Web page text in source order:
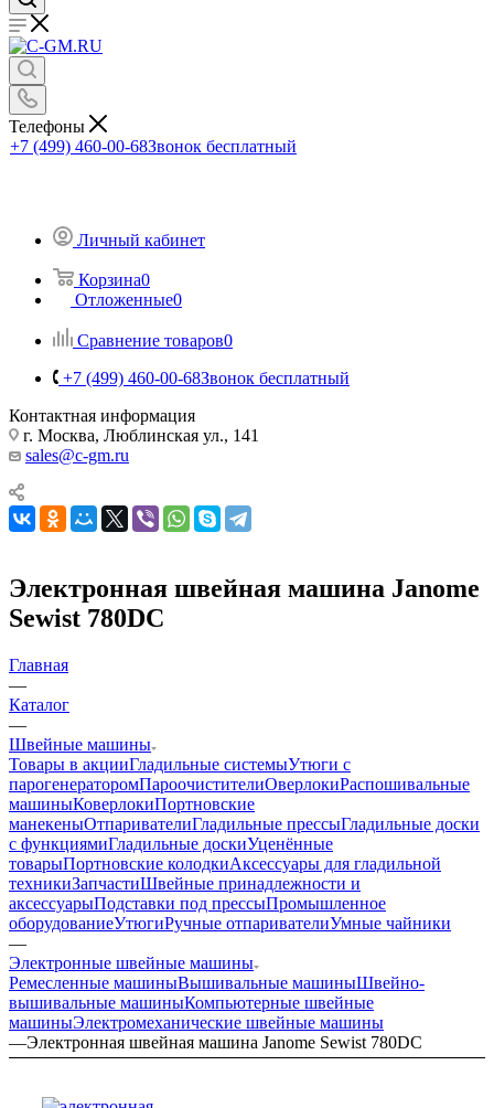
Телефоны
+7 (499) 460-00-68Звонок бесплатный
Личный кабинет
Корзина0
Отложенные0
Сравнение товаров0
+7 (499) 460-00-68Звонок бесплатный
Контактная информация
г. Москва, Люблинская ул., 141
sales@c-gm.ru
Электронная швейная машина Janome
Sewist 780DC
Главная
—
Каталог
—
Швейные машины
Товары в акцииГладильные системыУтюги с
парогенераторомПароочистителиОверлокиРаспошивальные
машиныКоверлокиПортновские
манекеныОтпаривателиГладильные прессыГладильные доски
с функциямиГладильные доскиУценённые
товарыПортновские колодкиАксессуары для гладильной
техникиЗапчастиШвейные принадлежности и
аксессуарыПодставки под прессыПромышленное
оборудованиеУтюгиРучные отпаривателиУмные чайники
—
Электронные швейные машины
Ремесленные машиныВышивальные машиныШвейно-
вышивальные машиныКомпьютерные швейные
машиныЭлектромеханические швейные машины
—Электронная швейная машина Janome Sewist 780DC